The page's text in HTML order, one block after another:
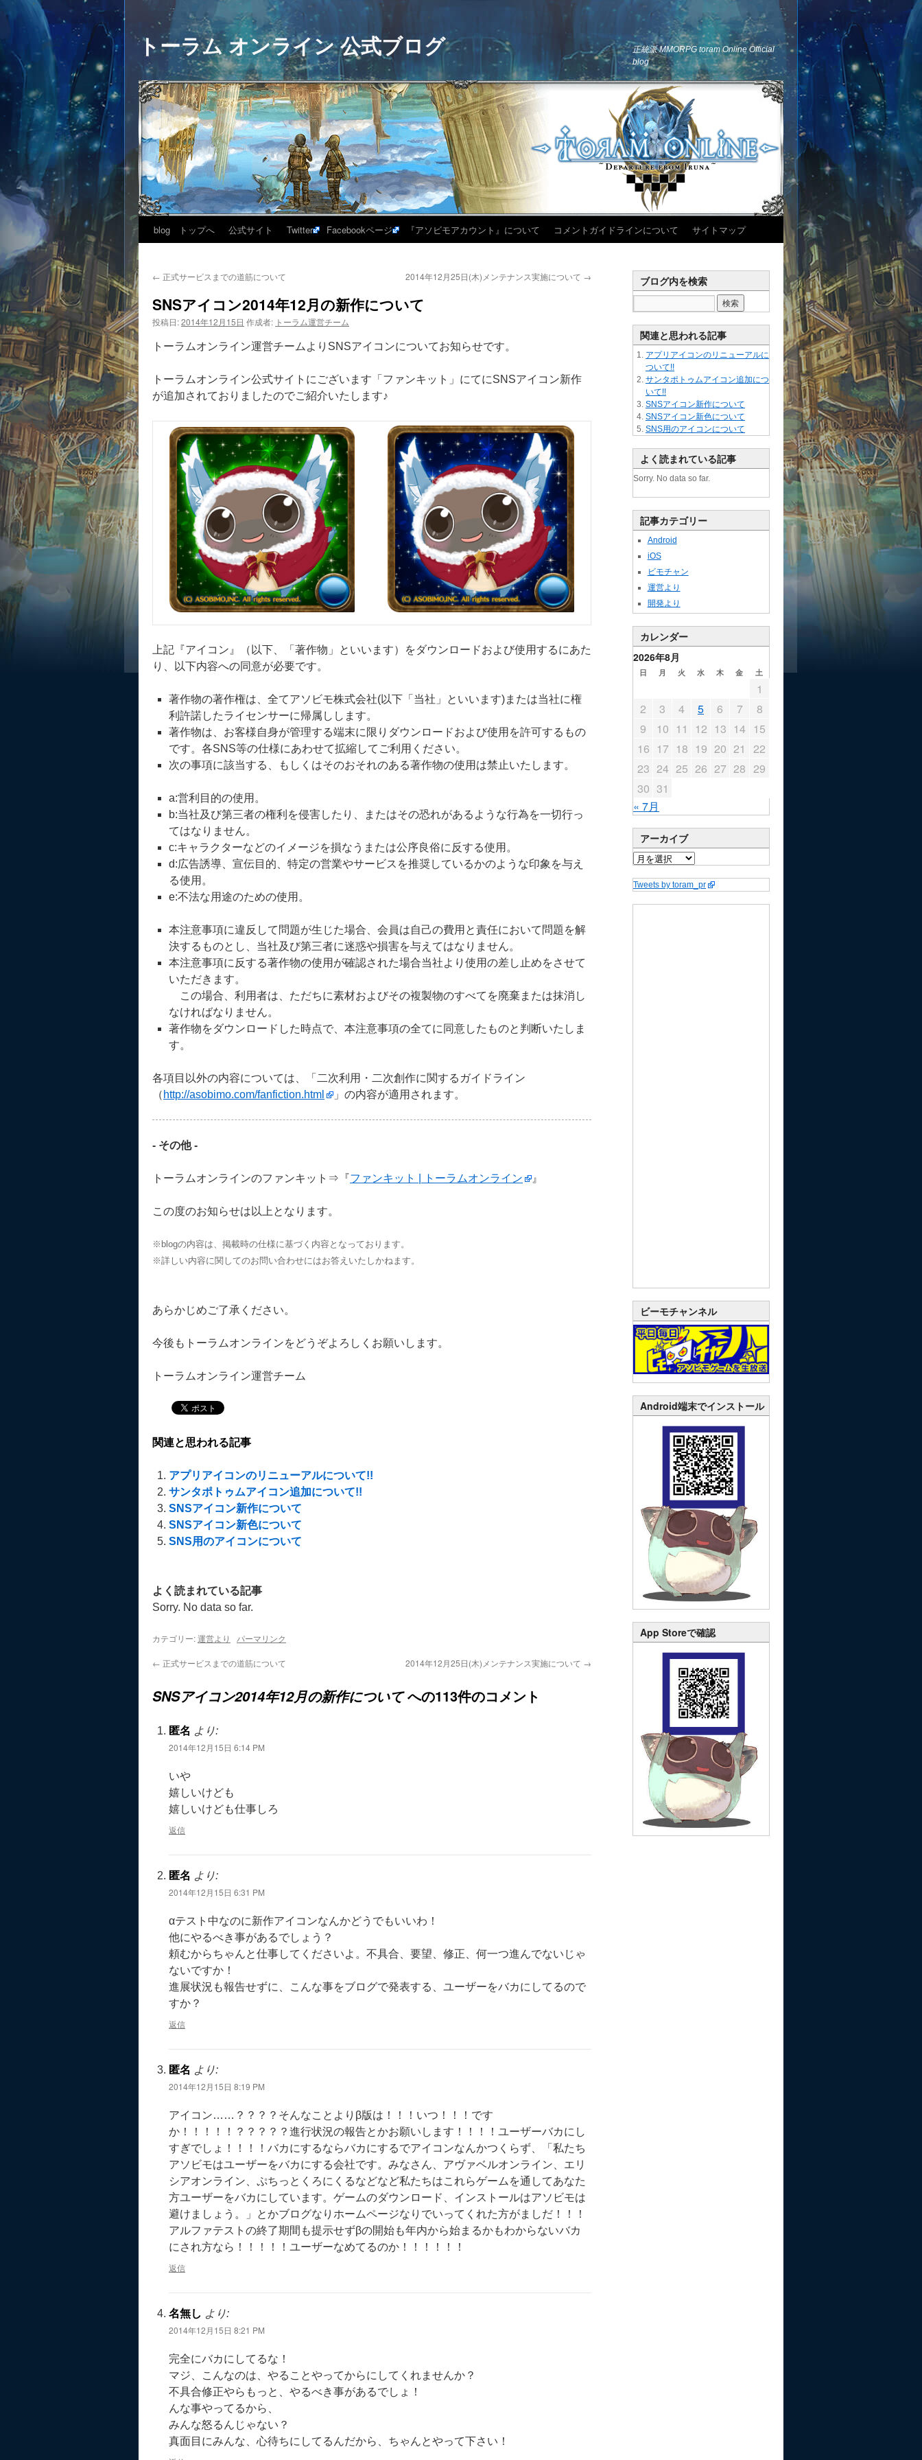
トーラム オンライン 公式ブログ
正統派 MMORPG toram Online Official
blog
blog トップへ 公式サイト Twitter Facebookページ 『アソビモアカウント』について コメントガイドラインについて サイトマップ
← 正式サービスまでの道筋について 2014年12月25日(木)メンテナンス実施について →
SNSアイコン2014年12月の新作について
投稿日:2014年12月15日 作成者: トーラム運営チーム
トーラムオンライン運営チームよりSNSアイコンについてお知らせです。
トーラムオンライン公式サイトにございます「ファンキット」にてにSNSアイコン新作
が追加されておりましたのでご紹介いたします♪
上記『アイコン』（以下、「著作物」といいます）をダウンロードおよび使用するにあた
り、以下内容への同意が必要です。
著作物の著作権は、全てアソビモ株式会社(以下「当社」といいます)または当社に権
利許諾したライセンサーに帰属しします。
著作物は、お客様自身が管理する端末に限りダウンロードおよび使用を許可するもの
です。各SNS等の仕様にあわせて拡縮してご利用ください。
次の事項に該当する、もしくはそのおそれのある著作物の使用は禁止いたします。
a:営利目的の使用。
b:当社及び第三者の権利を侵害したり、またはその恐れがあるような行為を一切行っ
てはなりません。
c:キャラクターなどのイメージを損なうまたは公序良俗に反する使用。
d:広告誘導、宣伝目的、特定の営業やサービスを推奨しているかのような印象を与え
る使用。
e:不法な用途のための使用。
本注意事項に違反して問題が生じた場合、会員は自己の費用と責任において問題を解
決するものとし、当社及び第三者に迷惑や損害を与えてはなりません。
本注意事項に反する著作物の使用が確認された場合当社より使用の差し止めをさせて
いただきます。
この場合、利用者は、ただちに素材およびその複製物のすべてを廃棄または抹消し
なければなりません。
著作物をダウンロードした時点で、本注意事項の全てに同意したものと判断いたしま
す。
各項目以外の内容については、「二次利用・二次創作に関するガイドライン
（ http://asobimo.com/fanfiction.html 」の内容が適用されます。
- その他 -
トーラムオンラインのファンキット⇒『ファンキット | トーラムオンライン 』
この度のお知らせは以上となります。
※blogの内容は、掲載時の仕様に基づく内容となっております。
※詳しい内容に関してのお問い合わせにはお答えいたしかねます。
あらかじめご了承ください。
今後もトーラムオンラインをどうぞよろしくお願いします。
トーラムオンライン運営チーム
関連と思われる記事
アプリアイコンのリニューアルについて!!
サンタポトゥムアイコン追加について!!
SNSアイコン新作について
SNSアイコン新色について
SNS用のアイコンについて
よく読まれている記事
Sorry. No data so far.
カテゴリー:運営より パーマリンク
← 正式サービスまでの道筋について 2014年12月25日(木)メンテナンス実施について →
SNSアイコン2014年12月の新作についてへの113件のコメント
匿名 より:
2014年12月15日 6:14 PM
いや
嬉しいけども
嬉しいけども仕事しろ
返信
匿名 より:
2014年12月15日 6:31 PM
αテスト中なのに新作アイコンなんかどうでもいいわ！
他にやるべき事があるでしょう？
頼むからちゃんと仕事してくださいよ。不具合、要望、修正、何一つ進んでないじゃ
ないですか！
進展状況も報告せずに、こんな事をブログで発表する、ユーザーをバカにしてるので
すか？
返信
匿名 より:
2014年12月15日 8:19 PM
アイコン……？？？？そんなことよりβ版は！！！いつ！！！です
か！！！！！？？？？？進行状況の報告とかお願いします！！！！ユーザーバカにし
すぎでしょ！！！！バカにするならバカにするでアイコンなんかつくらず、「私たち
アソビモはユーザーをバカにする会社です。みなさん、アヴァベルオンライン、エリ
シアオンライン、ぷちっとくろにくるなどなど私たちはこれらゲームを通してあなた
方ユーザーをバカにしています。ゲームのダウンロード、インストールはアソビモは
避けましょう。」とかブログなりホームページなりでいってくれた方がましだ！！！
アルファテストの終了期間も提示せずβの開始も年内から始まるかもわからないバカ
にされ方なら！！！！！ユーザーなめてるのか！！！！！！
返信
名無し より:
2014年12月15日 8:21 PM
完全にバカにしてるな！
マジ、こんなのは、やることやってからにしてくれませんか？
不具合修正やらもっと、やるべき事があるでしょ！
んな事やってるから、
みんな怒るんじゃない？
真面目にみんな、心待ちにしてるんだから、ちゃんとやって下さい！
ブログ内を検索
関連と思われる記事
アプリアイコンのリニューアルに
ついて!!
サンタポトゥムアイコン追加につ
いて!!
SNSアイコン新作について
SNSアイコン新色について
SNS用のアイコンについて
よく読まれている記事
Sorry. No data so far.
記事カテゴリー
Android
iOS
ビモチャン
運営より
開発より
カレンダー
2026年8月
日 月 火 水 木 金 土
« 7月
1
2
3 4 5 6 7
8
9
10 11 12 13 14 15
16 17 18 19 20 21
22
23 24 25 26 27 28 29
30 31
アーカイブ
Tweets by toram_pr
ビーモチャンネル
Android端末でインストール
App Storeで確認